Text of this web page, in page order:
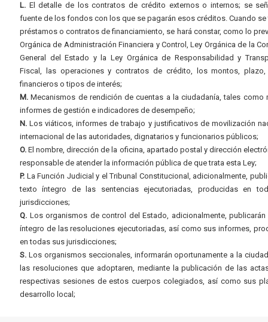
L. El detalle de los contratos de crédito externos o internos; se
fuente de los fondos con los que se pagarán esos créditos. Cuando se
préstamos o contratos de financiamiento, se hará constar, como lo
Orgánica de Administración Financiera y Control, Ley Orgánica de la
General del Estado y la Ley Orgánica de Responsabilidad y
Fiscal, las operaciones y contratos de crédito, los montos,
financieros o tipos de interés;
M. Mecanismos de rendición de cuentas a la ciudadanía, tales como
informes de gestión e indicadores de desempeño;
N. Los viáticos, informes de trabajo y justificativos de movilización
internacional de las autoridades, dignatarios y funcionarios públicos;
O. El nombre, dirección de la oficina, apartado postal y dirección
responsable de atender la información pública de que trata esta Ley;
P. La Función Judicial y el Tribunal Constitucional, adicionalmente,
texto íntegro de las sentencias ejecutoriadas, producidas en
jurisdicciones;
Q. Los organismos de control del Estado, adicionalmente, publicarán
íntegro de las resoluciones ejecutoriadas, así como sus informes,
en todas sus jurisdicciones;
S. Los organismos seccionales, informarán oportunamente a la
las resoluciones que adoptaren, mediante la publicación de las
respectivas sesiones de estos cuerpos colegiados, así como sus
desarrollo local;